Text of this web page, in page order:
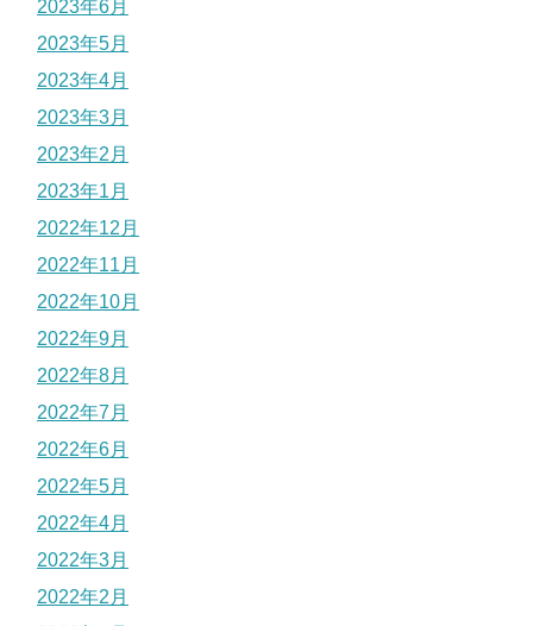
2023年6月
2023年5月
2023年4月
2023年3月
2023年2月
2023年1月
2022年12月
2022年11月
2022年10月
2022年9月
2022年8月
2022年7月
2022年6月
2022年5月
2022年4月
2022年3月
2022年2月